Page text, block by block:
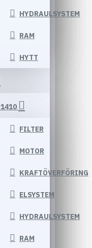
HYDRAULSYSTEM
RAM
HYTT
1410
FILTER
MOTOR
KRAFTÖVERFÖRING
ELSYSTEM
HYDRAULSYSTEM
RAM